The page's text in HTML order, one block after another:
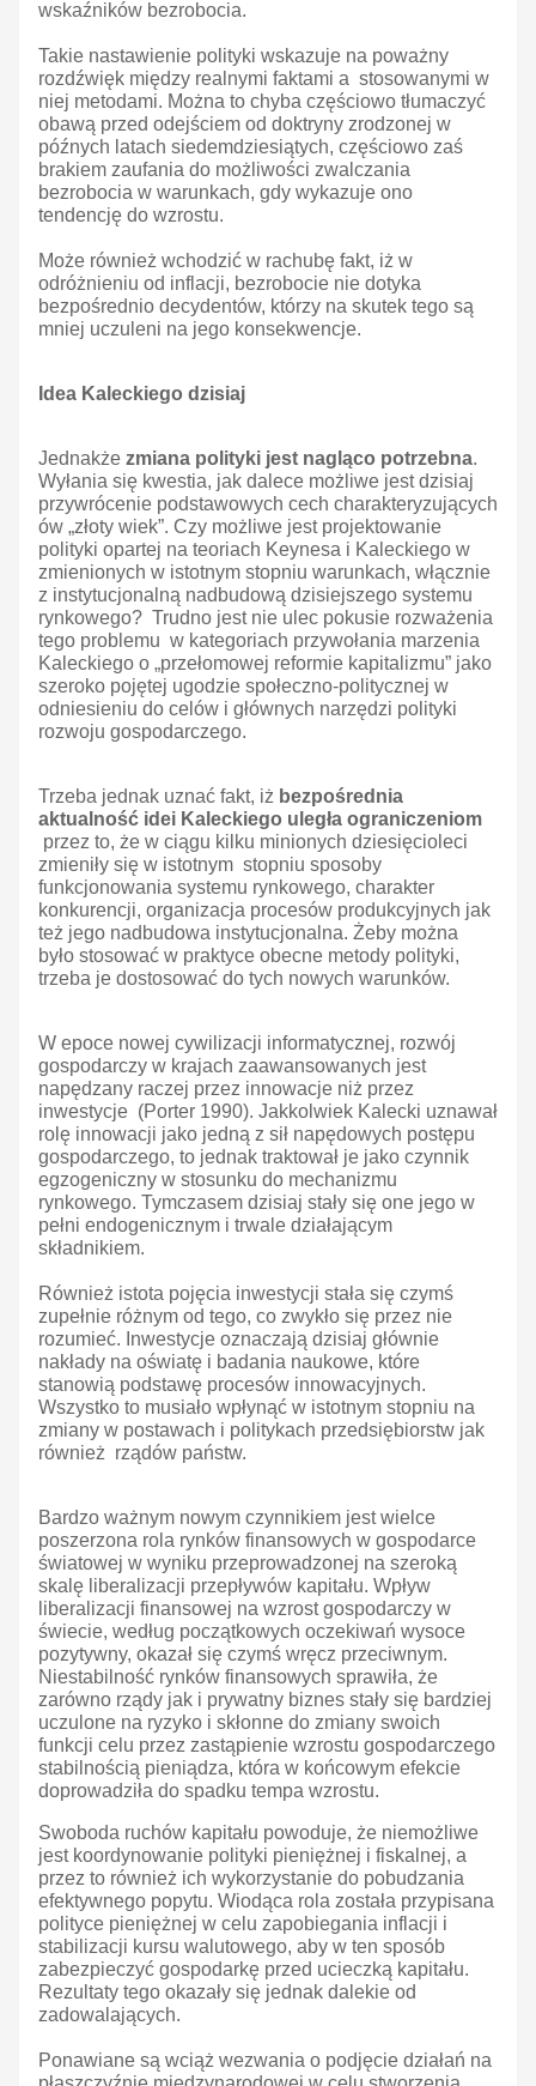
wskaźników bezrobocia.
Takie nastawienie polityki wskazuje na poważny
rozdźwięk między realnymi faktami a stosowanymi w
niej metodami. Można to chyba częściowo tłumaczyć
obawą przed odejściem od doktryny zrodzonej w
późnych latach siedemdziesiątych, częściowo zaś
brakiem zaufania do możliwości zwalczania
bezrobocia w warunkach, gdy wykazuje ono
tendencję do wzrostu.
Może również wchodzić w rachubę fakt, iż w
odróżnieniu od inflacji, bezrobocie nie dotyka
bezpośrednio decydentów, którzy na skutek tego są
mniej uczuleni na jego konsekwencje.
Idea Kaleckiego dzisiaj
Jednakże zmiana polityki jest nagląco potrzebna.
Wyłania się kwestia, jak dalece możliwe jest dzisiaj
przywrócenie podstawowych cech charakteryzujących
ów „złoty wiek”. Czy możliwe jest projektowanie
polityki opartej na teoriach Keynesa i Kaleckiego w
zmienionych w istotnym stopniu warunkach, włącznie
z instytucjonalną nadbudową dzisiejszego systemu
rynkowego? Trudno jest nie ulec pokusie rozważenia
tego problemu w kategoriach przywołania marzenia
Kaleckiego o „przełomowej reformie kapitalizmu” jako
szeroko pojętej ugodzie społeczno-politycznej w
odniesieniu do celów i głównych narzędzi polityki
rozwoju gospodarczego.
Trzeba jednak uznać fakt, iż bezpośrednia
aktualność idei Kaleckiego uległa ograniczeniom
przez to, że w ciągu kilku minionych dziesięcioleci
zmieniły się w istotnym stopniu sposoby
funkcjonowania systemu rynkowego, charakter
konkurencji, organizacja procesów produkcyjnych jak
też jego nadbudowa instytucjonalna. Żeby można
było stosować w praktyce obecne metody polityki,
trzeba je dostosować do tych nowych warunków.
W epoce nowej cywilizacji informatycznej, rozwój
gospodarczy w krajach zaawansowanych jest
napędzany raczej przez innowacje niż przez
inwestycje (Porter 1990). Jakkolwiek Kalecki uznawał
rolę innowacji jako jedną z sił napędowych postępu
gospodarczego, to jednak traktował je jako czynnik
egzogeniczny w stosunku do mechanizmu
rynkowego. Tymczasem dzisiaj stały się one jego w
pełni endogenicznym i trwale działającym
składnikiem.
Również istota pojęcia inwestycji stała się czymś
zupełnie różnym od tego, co zwykło się przez nie
rozumieć. Inwestycje oznaczają dzisiaj głównie
nakłady na oświatę i badania naukowe, które
stanowią podstawę procesów innowacyjnych.
Wszystko to musiało wpłynąć w istotnym stopniu na
zmiany w postawach i politykach przedsiębiorstw jak
również rządów państw.
Bardzo ważnym nowym czynnikiem jest wielce
poszerzona rola rynków finansowych w gospodarce
światowej w wyniku przeprowadzonej na szeroką
skalę liberalizacji przepływów kapitału. Wpływ
liberalizacji finansowej na wzrost gospodarczy w
świecie, według początkowych oczekiwań wysoce
pozytywny, okazał się czymś wręcz przeciwnym.
Niestabilność rynków finansowych sprawiła, że
zarówno rządy jak i prywatny biznes stały się bardziej
uczulone na ryzyko i skłonne do zmiany swoich
funkcji celu przez zastąpienie wzrostu gospodarczego
stabilnością pieniądza, która w końcowym efekcie
doprowadziła do spadku tempa wzrostu.
Swoboda ruchów kapitału powoduje, że niemożliwe
jest koordynowanie polityki pieniężnej i fiskalnej, a
przez to również ich wykorzystanie do pobudzania
efektywnego popytu. Wiodąca rola została przypisana
polityce pieniężnej w celu zapobiegania inflacji i
stabilizacji kursu walutowego, aby w ten sposób
zabezpieczyć gospodarkę przed ucieczką kapitału.
Rezultaty tego okazały się jednak dalekie od
zadowalających.
Ponawiane są wciąż wezwania o podjęcie działań na